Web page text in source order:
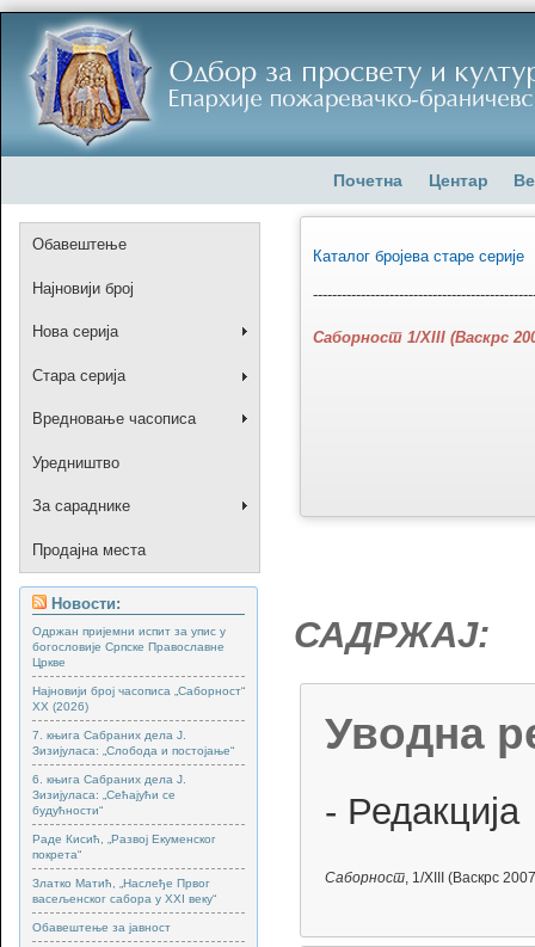
Почетна Центар
Обавештење
Најновији број
Нова серија
Стара серија
Вредновање часописа
Уредништво
За сараднике
Продајна места
Новости:
Одржан пријемни испит за упис у
богословије Српске Православне
Цркве
Најновији број часописа „Саборност“
XX (2026)
7. књига Сабраних дела Ј.
Зизијуласа: „Слобода и постојање“
6. књига Сабраних дела Ј.
Зизијуласа: „Сећајући се
будућности“
Раде Кисић, „Развој Екуменског
покрета“
Златко Матић, „Наслеђе Првог
васељенског сабора у XXI веку“
Обавештење за јавност
Каталог бројева старе серије
Саборност 1/XIII (Васкрс
САДРЖАЈ:
Уводна
- Редакција
Саборност , 1/XIII (Васкрс